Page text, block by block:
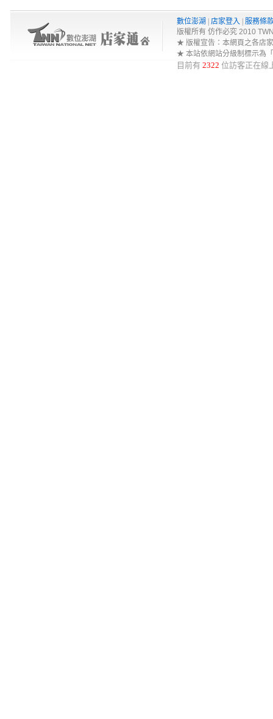
數位澎湖 店家登入
服務條
版權所有 仿作必究 2010
★ 版權宣告：本網頁之各店
★ 本站依網站分級制標示為
目前有 2322 位訪客正在線